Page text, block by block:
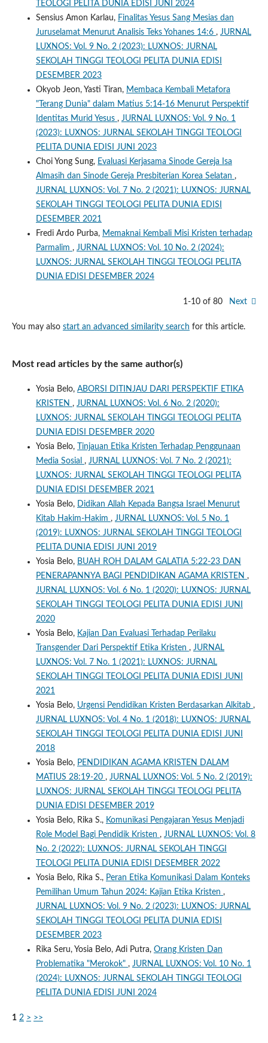
TEOLOGI PELITA DUNIA EDISI JUNI 2024
Sensius Amon Karlau, Finalitas Yesus Sang Mesias dan
Juruselamat Menurut Analisis Teks Yohanes 14:6 , JURNAL
LUXNOS: Vol. 9 No. 2 (2023): LUXNOS: JURNAL
SEKOLAH TINGGI TEOLOGI PELITA DUNIA EDISI
DESEMBER 2023
Okyob Jeon, Yasti Tiran, Membaca Kembali Metafora
"Terang Dunia" dalam Matius 5:14-16 Menurut Perspektif
Identitas Murid Yesus , JURNAL LUXNOS: Vol. 9 No. 1
(2023): LUXNOS: JURNAL SEKOLAH TINGGI TEOLOGI
PELITA DUNIA EDISI JUNI 2023
Choi Yong Sung, Evaluasi Kerjasama Sinode Gereja Isa
Almasih dan Sinode Gereja Presbiterian Korea Selatan ,
JURNAL LUXNOS: Vol. 7 No. 2 (2021): LUXNOS: JURNAL
SEKOLAH TINGGI TEOLOGI PELITA DUNIA EDISI
DESEMBER 2021
Fredi Ardo Purba, Memaknai Kembali Misi Kristen terhadap
Parmalim , JURNAL LUXNOS: Vol. 10 No. 2 (2024):
LUXNOS: JURNAL SEKOLAH TINGGI TEOLOGI PELITA
DUNIA EDISI DESEMBER 2024
1-10 of 80 Next
You may also start an advanced similarity search for this article.
Most read articles by the same author(s)
Yosia Belo, ABORSI DITINJAU DARI PERSPEKTIF ETIKA
KRISTEN , JURNAL LUXNOS: Vol. 6 No. 2 (2020):
LUXNOS: JURNAL SEKOLAH TINGGI TEOLOGI PELITA
DUNIA EDISI DESEMBER 2020
Yosia Belo,
Tinjauan Etika Kristen Terhadap Penggunaan
Media Sosial , JURNAL LUXNOS: Vol. 7 No. 2 (2021):
LUXNOS: JURNAL SEKOLAH TINGGI TEOLOGI PELITA
DUNIA EDISI DESEMBER 2021
Yosia Belo, Didikan Allah Kepada Bangsa Israel Menurut
Kitab Hakim-Hakim , JURNAL LUXNOS: Vol. 5 No. 1
(2019): LUXNOS: JURNAL SEKOLAH TINGGI TEOLOGI
PELITA DUNIA EDISI JUNI 2019
Yosia Belo, BUAH ROH DALAM GALATIA 5:22-23 DAN
PENERAPANNYA BAGI PENDIDIKAN AGAMA KRISTEN ,
JURNAL LUXNOS: Vol. 6 No. 1 (2020): LUXNOS: JURNAL
SEKOLAH TINGGI TEOLOGI PELITA DUNIA EDISI JUNI
2020
Yosia Belo, Kajian Dan Evaluasi Terhadap Perilaku
Transgender Dari Perspektif Etika Kristen , JURNAL
LUXNOS: Vol. 7 No. 1 (2021): LUXNOS: JURNAL
SEKOLAH TINGGI TEOLOGI PELITA DUNIA EDISI JUNI
2021
Yosia Belo, Urgensi Pendidikan Kristen Berdasarkan Alkitab ,
JURNAL LUXNOS: Vol. 4 No. 1 (2018): LUXNOS: JURNAL
SEKOLAH TINGGI TEOLOGI PELITA DUNIA EDISI JUNI
2018
Yosia Belo, PENDIDIKAN AGAMA KRISTEN DALAM
MATIUS 28:19-20 , JURNAL LUXNOS: Vol. 5 No. 2 (2019):
LUXNOS: JURNAL SEKOLAH TINGGI TEOLOGI PELITA
DUNIA EDISI DESEMBER 2019
Yosia Belo, Rika S., Komunikasi Pengajaran Yesus Menjadi
Role Model Bagi Pendidik Kristen , JURNAL LUXNOS: Vol. 8
No. 2 (2022): LUXNOS: JURNAL SEKOLAH TINGGI
TEOLOGI PELITA DUNIA EDISI DESEMBER 2022
Yosia Belo, Rika S., Peran Etika Komunikasi Dalam Konteks
Pemilihan Umum Tahun 2024: Kajian Etika Kristen ,
JURNAL LUXNOS: Vol. 9 No. 2 (2023): LUXNOS: JURNAL
SEKOLAH TINGGI TEOLOGI PELITA DUNIA EDISI
DESEMBER 2023
Rika Seru, Yosia Belo, Adi Putra, Orang Kristen Dan
Problematika "Merokok" , JURNAL LUXNOS: Vol. 10 No. 1
(2024): LUXNOS: JURNAL SEKOLAH TINGGI TEOLOGI
PELITA DUNIA EDISI JUNI 2024
1 2 > >>